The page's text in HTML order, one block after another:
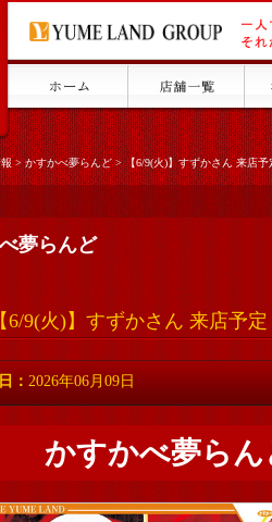
>かすかべ夢らんど>【6/9(火)】すずかさん 来店
夢らんど
【6/9(火)】すずかさん 来店予
： 2026年06月09日
かすかべ夢ら